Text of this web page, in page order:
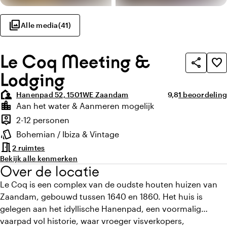
photo_libraryAlle media(41)
Le Coq Meeting &
Lodging
share favorite_border
location_away Hanenpad 52, 1501WE Zaandam Gemiddelde
9,8Aantal
1 beoordeling
Highlights
location_city
Locatie en omgeving
Aan het water & Aanmeren mogelijk
person_pin
Capaciteit
2-12 personen
style
Sfeer en uitstraling
Bohemian / Ibiza & Vintage
meeting_room2 ruimtes
Bekijk alle kenmerken
Over de locatie
Le Coq is een complex van de oudste houten huizen van
Zaandam, gebouwd tussen 1640 en 1860. Het huis is
gelegen aan het idyllische Hanenpad, een voormalig
vaarpad vol historie, waar vroeger visverkopers,